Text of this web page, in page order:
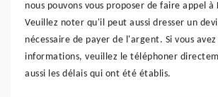
nous pouvons vous proposer de faire appel à
Veuillez noter qu'il peut aussi dresser un
nécessaire de payer de l'argent. Si vous
informations, veuillez le téléphoner
aussi les délais qui ont été établis.